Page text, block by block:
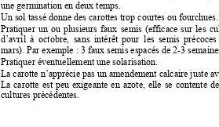
une germination en deux temps.
Un sol tassé donne des carottes trop courtes ou
Pratiquer un ou plusieurs faux semis (efficace sur les
d’avril à octobre, sans intérêt pour  les semis précoces
mars). Par exemple : 3 faux semis espacés de 2-3
Pratiquer éventuellement une solarisation.
La carotte n’apprécie pas un amendement calcaire juste
La carotte est peu exigeante en azote, elle se contente
cultures précédentes.